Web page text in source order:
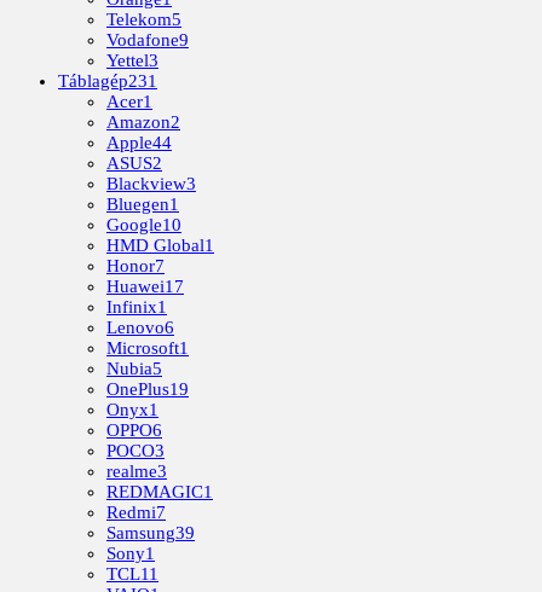
Telekom5
Vodafone9
Yettel3
Táblagép231
Acer1
Amazon2
Apple44
ASUS2
Blackview3
Bluegen1
Google10
HMD Global1
Honor7
Huawei17
Infinix1
Lenovo6
Microsoft1
Nubia5
OnePlus19
Onyx1
OPPO6
POCO3
realme3
REDMAGIC1
Redmi7
Samsung39
Sony1
TCL11